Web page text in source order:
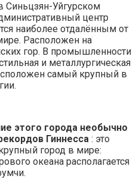
Синьцзян-Уйгурском
центр
наиболее отдалённым от
Расположен на
гор. В промышленности
и металлургическая
самый крупный в
этого города необычно
Гиннесса : это
город в мире:
океана располагается